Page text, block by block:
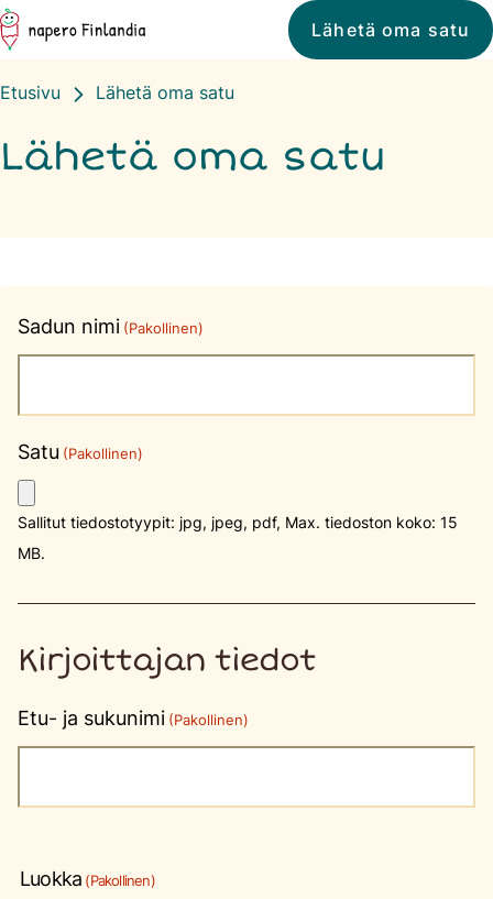
Siirry
suoraan
sisältöön
Napero
Finlandia
Lähetä oma satu
Etusivu Lähetä oma satu
Lähetä oma satu
Sadun nimi (Pakollinen)
Satu (Pakollinen)
Sallitut tiedostotyypit: jpg, jpeg, pdf, Max. tiedoston koko: 15
MB.
Kirjoittajan tiedot
Etu- ja sukunimi (Pakollinen)
Luokka (Pakollinen)